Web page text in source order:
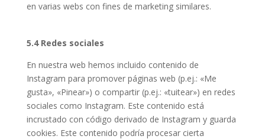
en varias webs con fines de marketing similares.
5.4 Redes sociales
En nuestra web hemos incluido contenido de
Instagram para promover páginas web (p.ej.: «Me
gusta», «Pinear») o compartir (p.ej.: «tuitear») en redes
sociales como Instagram. Este contenido está
incrustado con código derivado de Instagram y guarda
cookies. Este contenido podría procesar cierta